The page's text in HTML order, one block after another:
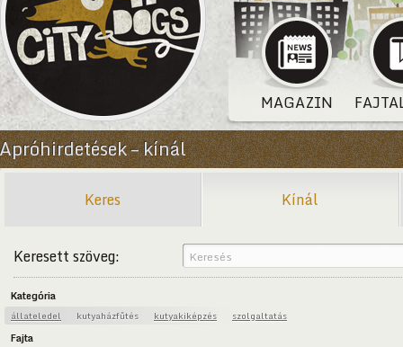
MAGAZIN
Apróhirdetések – kínál
Keres Kínál
Keresett szöveg:
Kategória
állateledel kutyaházfűtés kutyakiképzés szolgaltatás
Fajta